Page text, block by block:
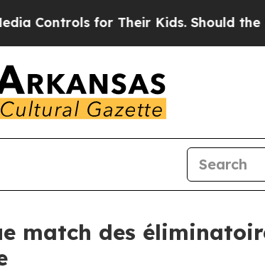
for Their Kids. Should the US?
match des